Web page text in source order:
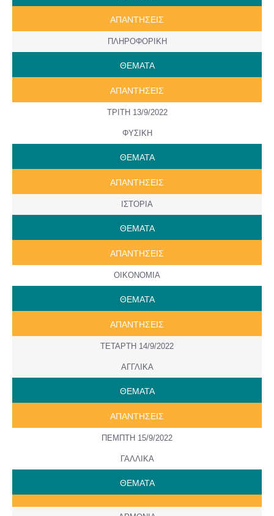
ΑΠΑΝΤΗΣΕΙΣ
ΠΛΗΡΟΦΟΡΙΚΗ
ΘΕΜΑΤΑ
ΑΠΑΝΤΗΣΕΙΣ
ΤΡΙΤΗ 13/9/2022
ΦΥΣΙΚΗ
ΘΕΜΑΤΑ
ΑΠΑΝΤΗΣΕΙΣ
ΙΣΤΟΡΙΑ
ΘΕΜΑΤΑ
ΑΠΑΝΤΗΣΕΙΣ
ΟΙΚΟΝΟΜΙΑ
ΘΕΜΑΤΑ
ΑΠΑΝΤΗΣΕΙΣ
ΤΕΤΑΡΤΗ 14/9/2022
ΑΓΓΛΙΚΑ
ΘΕΜΑΤΑ
ΑΠΑΝΤΗΣΕΙΣ
ΠΕΜΠΤΗ 15/9/2022
ΓΑΛΛΙΚΑ
ΘΕΜΑΤΑ